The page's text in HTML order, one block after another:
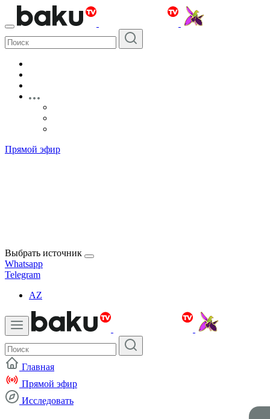
Прямой эфир
Выбрать источник
Whatsapp
Telegram
AZ
Главная
Прямой эфир
Исследовать